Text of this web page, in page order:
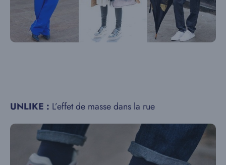
UNLIKE : L’effet de masse dans la rue